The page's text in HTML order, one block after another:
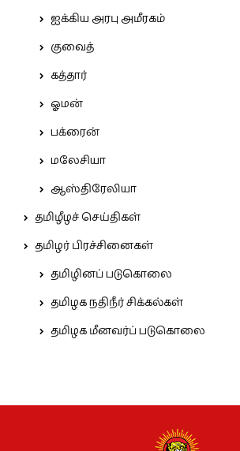
ஐக்கிய அரபு அமீரகம்
குவைத்
கத்தார்
ஓமன்
பக்ரைன்
மலேசியா
ஆஸ்திரேலியா
தமிழீழச் செய்திகள்
தமிழர் பிரச்சினைகள்
தமிழினப் படுகொலை
தமிழக நதிநீர் சிக்கல்கள்
தமிழக மீனவர்ப் படுகொலை